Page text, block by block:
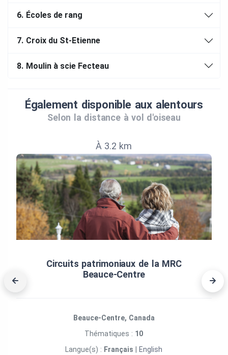
6. Écoles de rang
7. Croix du St-Etienne
8. Moulin à scie Fecteau
Également disponible aux alentours
Selon la distance à vol d'oiseau
À 3.2 km
Circuits patrimoniaux de la MRC
Beauce‑Centre
Beauce-Centre, Canada
Thématiques : 10
Langue(s) : Français English